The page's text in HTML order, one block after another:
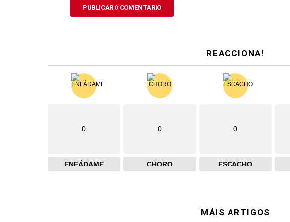
REACCIONA!
0
ENFÁDAME
0
CHORO
0
ESCACHO
MÁIS ARTIGOS